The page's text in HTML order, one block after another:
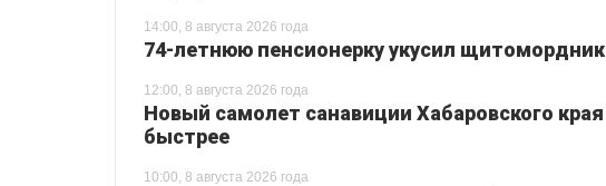
14:00, 8 августа 2026 года
74-летнюю пенсионерку укусил
12:00, 8 августа 2026 года
Новый самолет санавиции Хабаровского
быстрее
10:00, 8 августа 2026 года